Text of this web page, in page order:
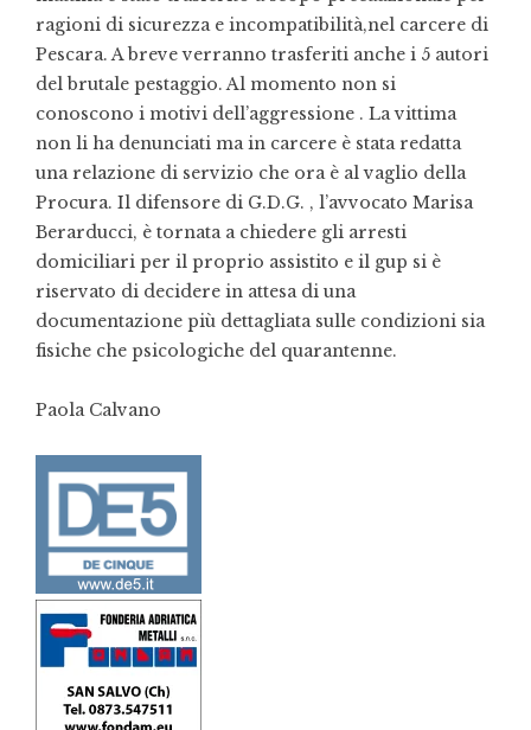
ragioni di sicurezza e incompatibilità,nel carcere di
Pescara. A breve verranno trasferiti anche i 5 autori
del brutale pestaggio. Al momento non si
conoscono i motivi dell’aggressione . La vittima
non li ha denunciati ma in carcere è stata redatta
una relazione di servizio che ora è al vaglio della
Procura. Il difensore di G.D.G. , l’avvocato Marisa
Berarducci, è tornata a chiedere gli arresti
domiciliari per il proprio assistito e il gup si è
riservato di decidere in attesa di una
documentazione più dettagliata sulle condizioni sia
fisiche che psicologiche del quarantenne.
Paola Calvano